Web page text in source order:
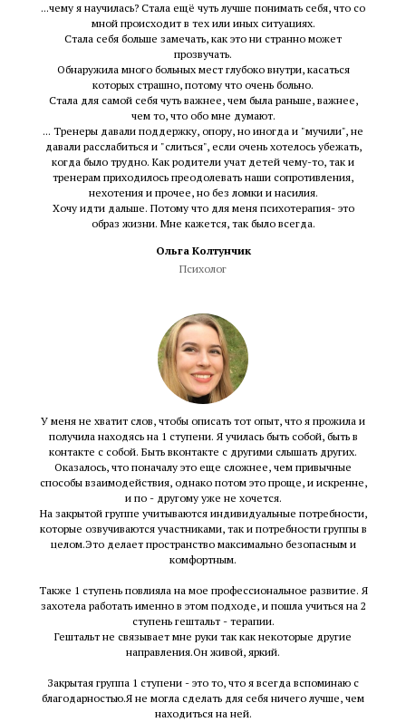
...чему я научилась? Стала ещё чуть лучше понимать себя, что со
мной происходит в тех или иных ситуациях.
Стала себя больше замечать, как это ни странно может
прозвучать.
Обнаружила много больных мест глубоко внутри, касаться
которых страшно, потому что очень больно.
Стала для самой себя чуть важнее, чем была раньше, важнее,
чем то, что обо мне думают.
... Тренеры давали поддержку, опору, но иногда и "мучили", не
давали расслабиться и "слиться", если очень хотелось убежать,
когда было трудно. Как родители учат детей чему-то, так и
тренерам приходилось преодолевать наши сопротивления,
нехотения и прочее, но без ломки и насилия.
Хочу идти дальше. Потому что для меня психотерапия- это
образ жизни. Мне кажется, так было всегда.
Ольга Колтунчик
Психолог
У меня не хватит слов, чтобы описать тот опыт, что я прожила и
получила находясь на 1 ступени. Я училась быть собой, быть в
контакте с собой. Быть вконтакте с другими слышать других.
Оказалось, что поначалу это еще сложнее, чем привычные
способы взаимодействия, однако потом это проще, и искренне,
и по - другому уже не хочется.
На закрытой группе учитываются индивидуальные потребности,
которые озвучиваются участниками, так и потребности группы в
целом.Это делает пространство максимально безопасным и
комфортным.
Также 1 ступень повлияла на мое профессиональное развитие. Я
захотела работать именно в этом подходе, и пошла учиться на 2
ступень гештальт - терапии.
Гештальт не связывает мне руки так как некоторые другие
направления.Он живой, яркий.
Закрытая группа 1 ступени - это то, что я всегда вспоминаю с
благодарностью.Я не могла сделать для себя ничего лучше, чем
находиться на ней.